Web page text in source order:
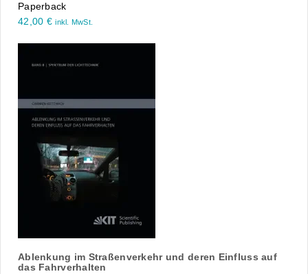
Paperback
42,00 € inkl. MwSt.
Ablenkung im Straßenverkehr und deren Einfluss auf
das Fahrverhalten